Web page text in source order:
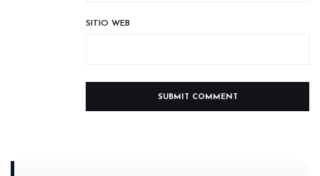
SITIO WEB